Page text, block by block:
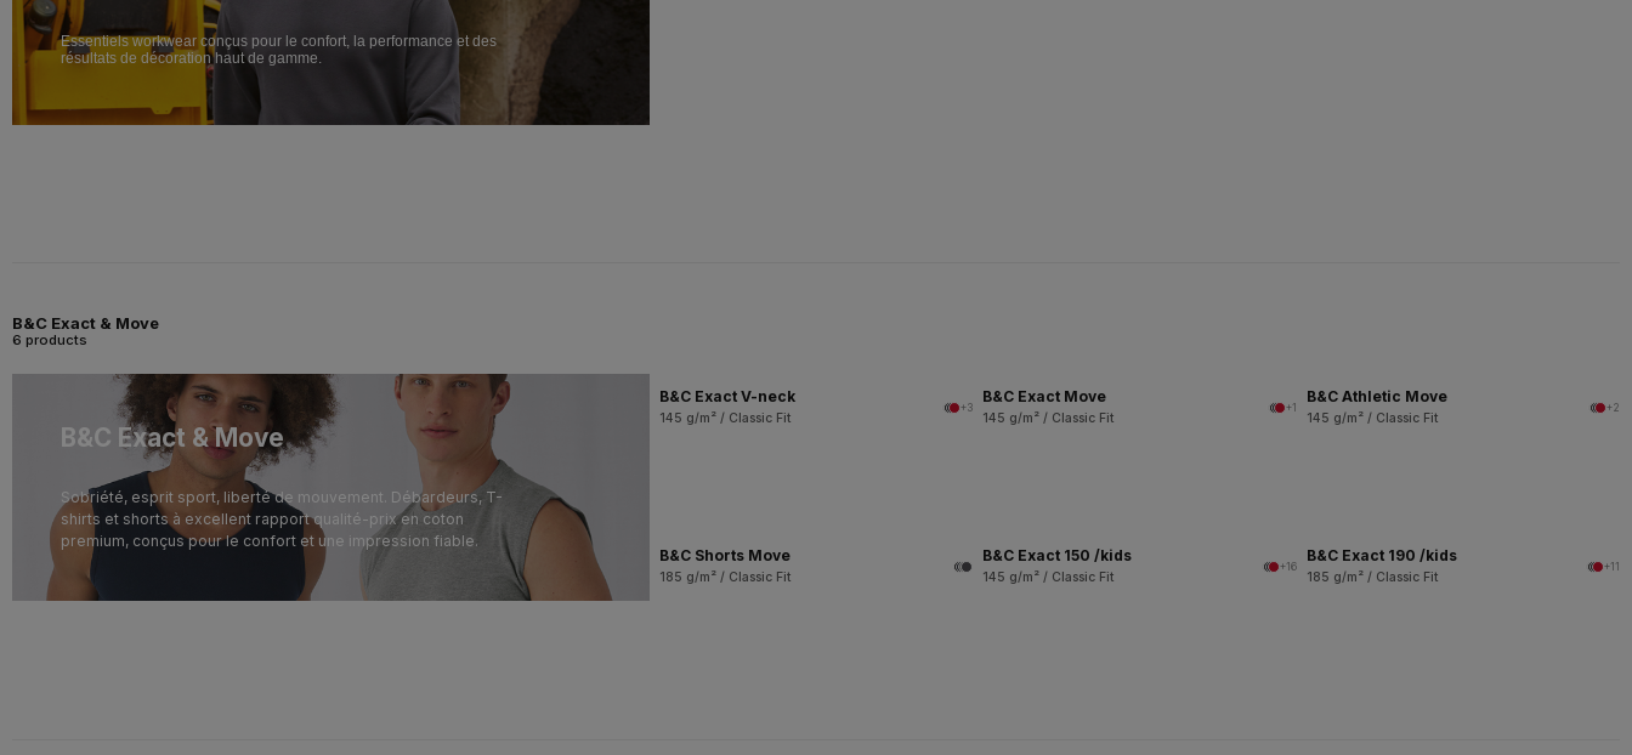
Essentiels workwear conçus pour le confort, la performance et des
résultats de décoration haut de gamme.
B&C Exact & Move
6 products
B&C Exact & Move
Sobriété, esprit sport, liberté de mouvement. Débardeurs, T-
shirts et shorts à excellent rapport qualité-prix en coton
premium, conçus pour le confort et une impression fiable.
B&C Exact V-neck
145 g/m² / Classic Fit
+3
B&C Exact Move
145 g/m² / Classic Fit
+1
B&C Athletic Move
145 g/m² / Classic Fit
+2
B&C Shorts Move
185 g/m² / Classic Fit
B&C Exact 150 /kids
145 g/m² / Classic Fit
+16
B&C Exact 190 /kids
185 g/m² / Classic Fit
+11